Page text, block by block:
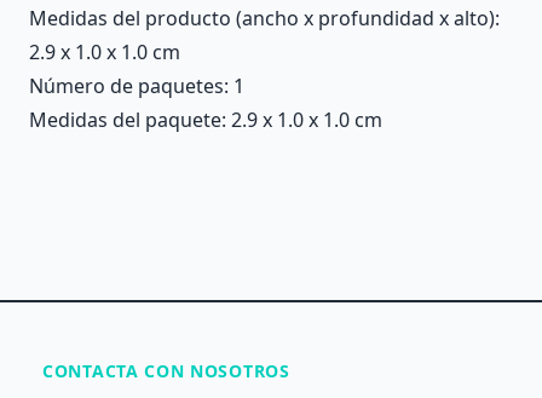
Medidas del producto (ancho x profundidad x alto):
2.9 x 1.0 x 1.0 cm
Número de paquetes: 1
Medidas del paquete: 2.9 x 1.0 x 1.0 cm
CONTACTA CON NOSOTROS